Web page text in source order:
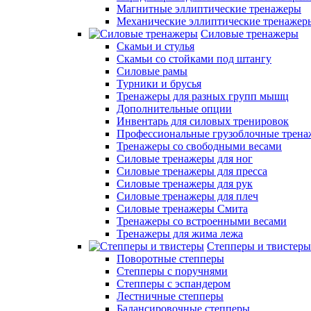
Магнитные эллиптические тренажеры
Механические эллиптические
Силовые тренажеры
Скамьи и стулья
Скамьи со стойками под штангу
Силовые рамы
Турники и брусья
Тренажеры для разных групп мышц
Дополнительные опции
Инвентарь для силовых тренировок
Профессиональные грузоблочные
Тренажеры со свободными весами
Силовые тренажеры для ног
Силовые тренажеры для пресса
Силовые тренажеры для рук
Силовые тренажеры для плеч
Силовые тренажеры Смита
Тренажеры со встроенными весами
Тренажеры для жима лежа
Степперы и твистеры
Поворотные степперы
Степперы с поручнями
Степперы с эспандером
Лестничные степперы
Балансировочные степперы